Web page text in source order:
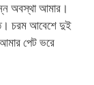
অবস্থা আমার।
চরম আবেশে দুই
পেট ভরে